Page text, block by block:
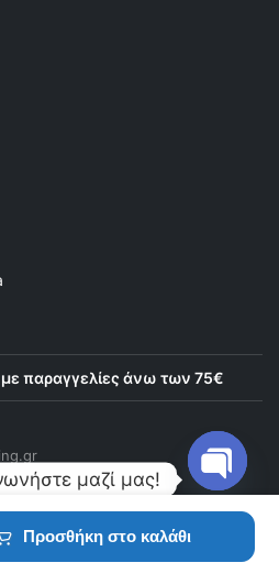
Προσθήκη στο καλάθι
παραγγελίες άνω των 75€
ΑΓΑΠΗΜΈΝΑ ΛΟΓΑΡΙΑΣΜΌΣ
μαζί μας!
chaty